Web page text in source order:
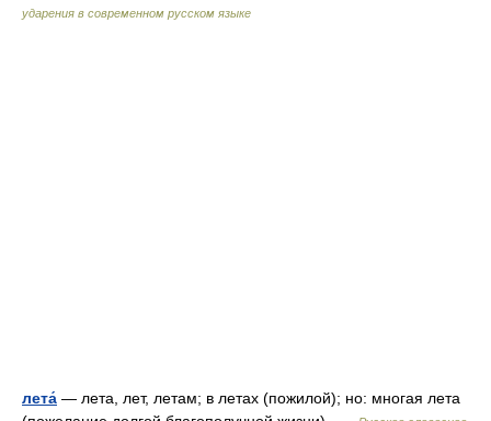
ударения в современном русском языке
лета́ — лета, лет, летам; в летах (пожилой); но: многая лета